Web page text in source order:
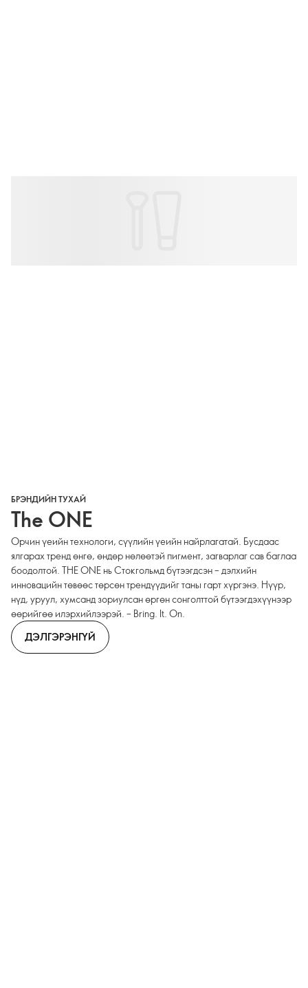
БРЭНДИЙН ТУХАЙ
The ONE
Орчин үеийн технологи, сүүлийн үеийн найрлагатай. Бусдаас
ялгарах тренд өнгө, өндөр нөлөөтэй пигмент, загварлаг сав баглаа
боодолтой. THE ONE нь Стокгольмд бүтээгдсэн – дэлхийн
инновацийн төвөөс төрсөн трендүүдийг таны гарт хүргэнэ. Нүүр,
нүд, уруул, хумсанд зориулсан өргөн сонголттой бүтээгдэхүүнээр
өөрийгөө илэрхийлээрэй. – Bring. It. On.
ДЭЛГЭРЭНГҮЙ